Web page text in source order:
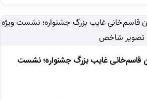
قاسم‌خانی غایب بزرگ جشنواره؛ نشست